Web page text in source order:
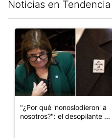
Noticias en Tendencia
Un artículo de tendencia con
"¿Por qué 'nonoslodieron' a
nosotros?": el desopilante ...